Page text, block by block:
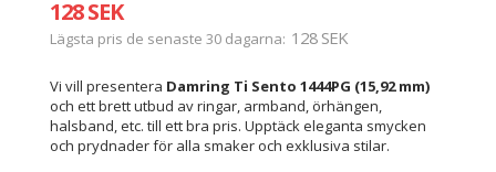
128 SEK
Lägsta pris de senaste 30 dagarna 128 SEK
Vi vill presentera Damring Ti Sento 1444PG (15,92 mm)
och ett brett utbud av ringar, armband, örhängen,
halsband, etc. till ett bra pris. Upptäck eleganta smycken
och prydnader för alla smaker och exklusiva stilar.